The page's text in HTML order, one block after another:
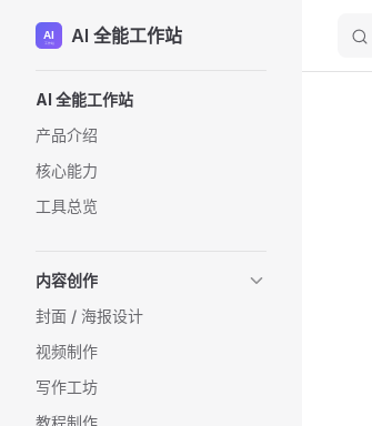
Skip to content
AI 全能工作站
AI 全能工作站
产品介绍
核心能力
工具总览
内容创作
封面 / 海报设计
视频制作
写作工坊
教程制作